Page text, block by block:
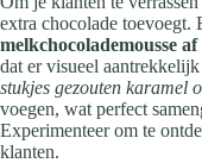
extra chocolade toevoegt.
melkchocolademousse
dat er visueel
stukjes gezouten karamel
voegen, wat perfect
Experimenteer om te
klanten.